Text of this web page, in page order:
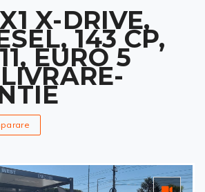
X-DRIVE,
143 CP,
EURO 5